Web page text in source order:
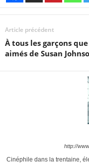
Article précédent
À tous les garçons que
aimés de Susan
http://
Cinéphile dans la trentaine,